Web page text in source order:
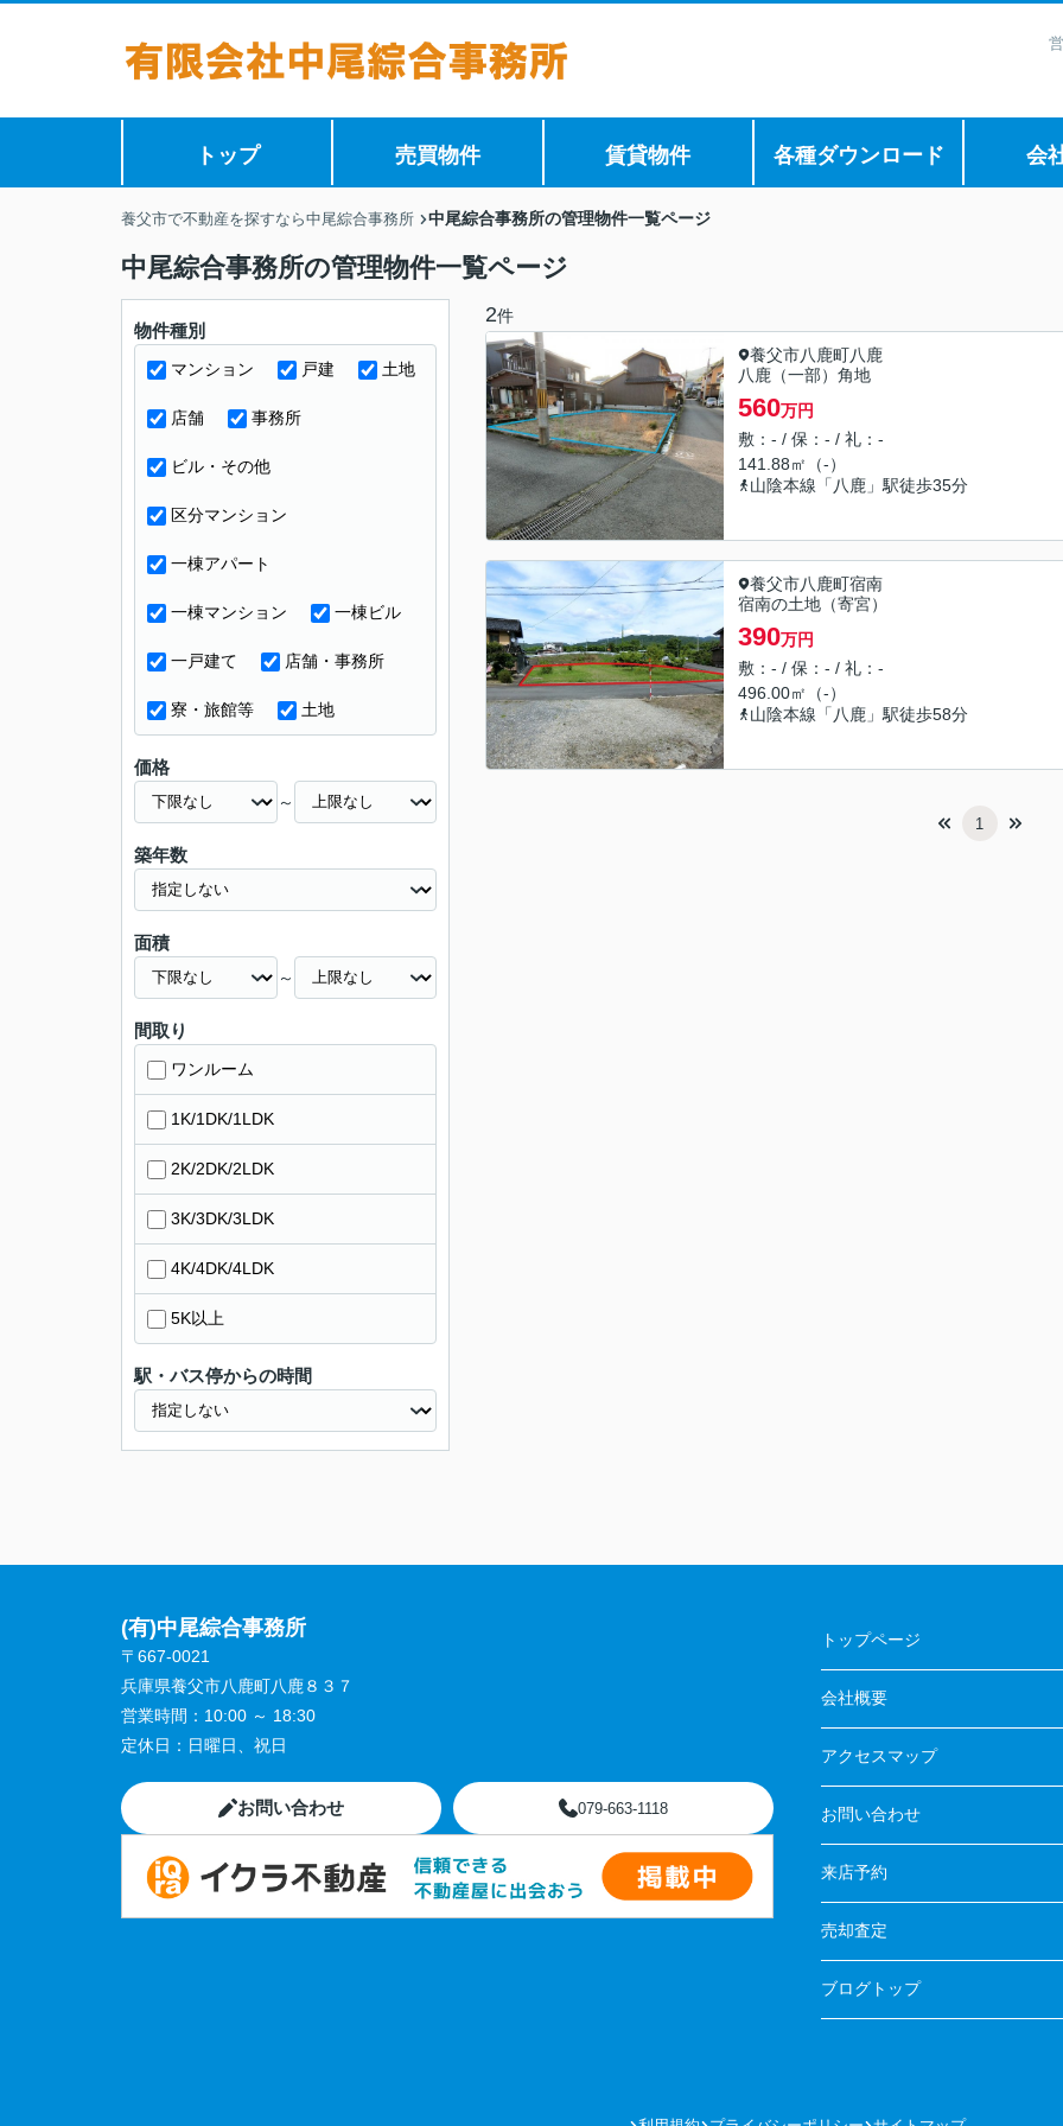
トップ 売買物件 賃貸物件 各種ダウンロード 会
養父市で不動産を探すなら中尾綜合事務所 中尾綜合事務所の管理物件一覧ページ
中尾綜合事務所の管理物件一覧ページ
2件
養父市八鹿町八鹿
八鹿（一部）角地
560万円
敷：- / 保：- / 礼：-
141.88㎡（-）
山陰本線「八鹿」駅徒歩35分
養父市八鹿町宿南
宿南の土地（寄宮）
390万円
敷：- / 保：- / 礼：-
496.00㎡（-）
山陰本線「八鹿」駅徒歩58分
1
物件種別
マンション 戸建 土地
店舗 事務所
ビル・その他
区分マンション
一棟アパート
一棟マンション 一棟ビル
一戸建て 店舗・事務所
寮・旅館等 土地
価格
～
築年数
面積
～
間取り
ワンルーム
1K/1DK/1LDK
2K/2DK/2LDK
3K/3DK/3LDK
4K/4DK/4LDK
5K以上
駅・バス停からの時間
(有)中尾綜合事務所
〒667-0021
兵庫県養父市八鹿町八鹿８３７
営業時間： 10:00 ～ 18:30
定休日： 日曜日、祝日
お問い合わせ 079-663-1118
トップページ
会社概要
アクセスマップ
お問い合わせ
来店予約
売却査定
ブログトップ